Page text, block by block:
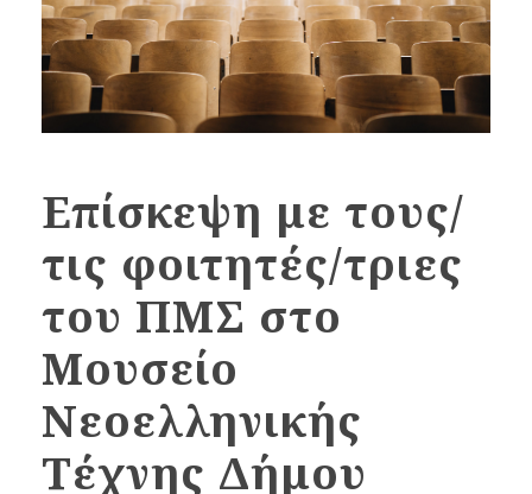
Επίσκεψη με τους/
τις φοιτητές/τριες
του ΠΜΣ στο
Μουσείο
Νεοελληνικής
Τέχνης Δήμου